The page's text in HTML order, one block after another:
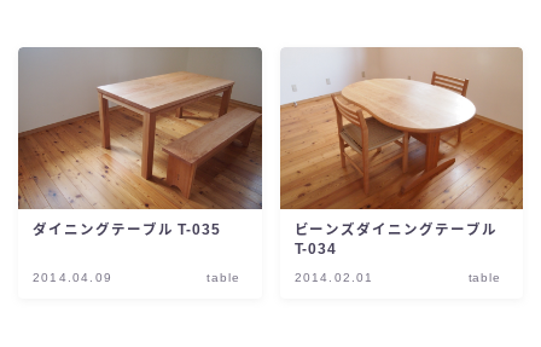
ダイニングテーブル T-035
2014.04.09 table
ビーンズダイニングテーブル
T-034
2014.02.01 table